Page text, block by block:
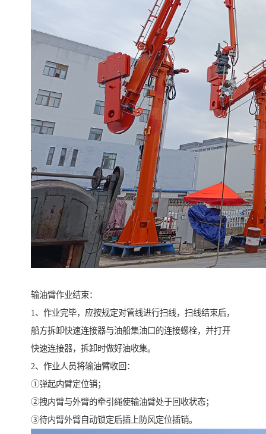
输油臂作业结束：
1、作业完毕，应按规定对管线进行扫线，扫线结束后，
船方拆卸快速连接器与油船集油口的连接螺栓，并打开
快速连接器，拆卸时做好油收集。
2、作业人员将输油臂收回：
①弹起内臂定位销；
②拽内臂与外臂的牵引绳使输油臂处于回收状态；
③待内臂外臂自动锁定后插上防风定位插销。